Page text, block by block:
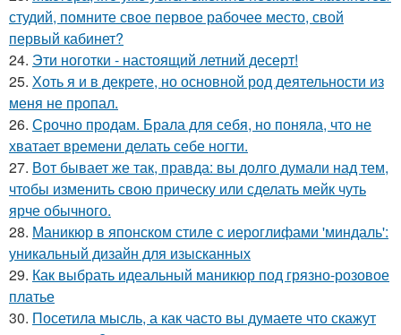
студий, помните свое первое рабочее место, свой
первый кабинет?
24. Эти ноготки - настоящий летний десерт!
25. Хоть я и в декрете, но основной род деятельности из
меня не пропал.
26. Срочно продам. Брала для себя, но поняла, что не
хватает времени делать себе ногти.
27. Вот бывает же так, правда: вы долго думали над тем,
чтобы изменить свою прическу или сделать мейк чуть
ярче обычного.
28. Маникюр в японском стиле с иероглифами 'миндаль':
уникальный дизайн для изысканных
29. Как выбрать идеальный маникюр под грязно-розовое
платье
30. Посетила мысль, а как часто вы думаете что скажут